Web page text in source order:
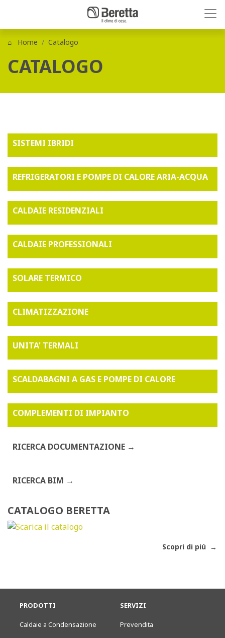
Home Catalogo
CATALOGO
SISTEMI IBRIDI
REFRIGERATORI E POMPE DI CALORE ARIA-ACQUA
CALDAIE RESIDENZIALI
CALDAIE PROFESSIONALI
SOLARE TERMICO
CLIMATIZZAZIONE
UNITA' TERMALI
SCALDABAGNI A GAS E POMPE DI CALORE
COMPLEMENTI DI IMPIANTO
RICERCA DOCUMENTAZIONE
RICERCA BIM
CATALOGO BERETTA
Scopri di più
PRODOTTI
Caldaie a Condensazione
SERVIZI
Prevendita